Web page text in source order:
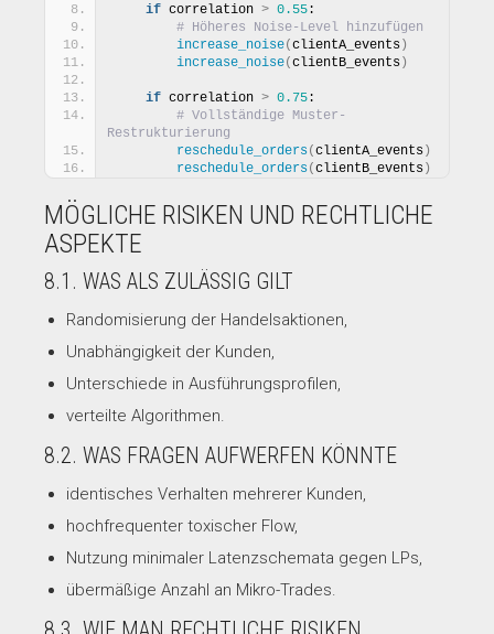
if correlation > 0.55 :
# Höheres Noise-Level hinzufügen
increase_noise( clientA_events )
increase_noise( clientB_events )
if correlation > 0.75 :
# Vollständige Muster-
Restrukturierung
reschedule_orders( clientA_events )
reschedule_orders( clientB_events )
MÖGLICHE RISIKEN UND RECHTLICHE
ASPEKTE
8.1. WAS ALS ZULÄSSIG GILT
Randomisierung der Handelsaktionen,
Unabhängigkeit der Kunden,
Unterschiede in Ausführungsprofilen,
verteilte Algorithmen.
8.2. WAS FRAGEN AUFWERFEN KÖNNTE
identisches Verhalten mehrerer Kunden,
hochfrequenter toxischer Flow,
Nutzung minimaler Latenzschemata gegen LPs,
übermäßige Anzahl an Mikro-Trades.